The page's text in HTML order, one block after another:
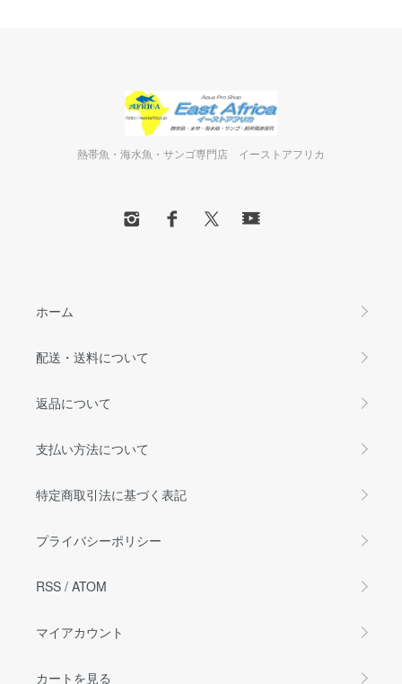
熱帯魚・海水魚・サンゴ専門店 イーストアフリカ
ホーム
配送・送料について
返品について
支払い方法について
特定商取引法に基づく表記
プライバシーポリシー
RSS / ATOM
マイアカウント
カートを見る